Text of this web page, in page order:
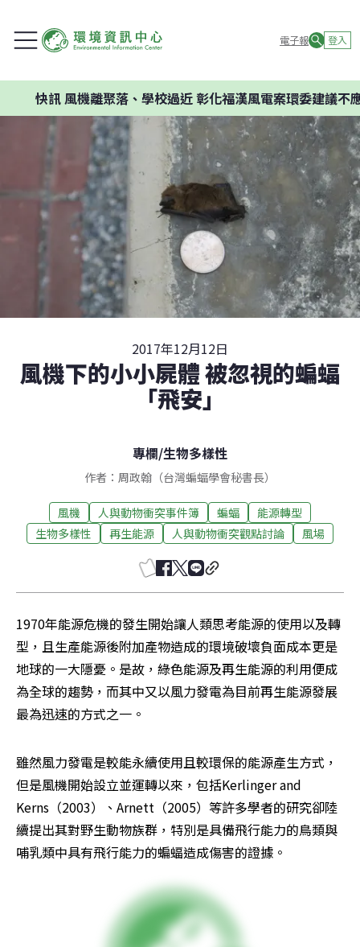
電子報 登入
風機離聚落、學校過近 彰化福漢風電案環委建議不應開發
2017年12月12日
風機下的小小屍體 被忽視的蝙蝠
「飛安」
專欄/生物多樣性
作者：周政翰（台灣蝙蝠學會秘書長）
風機 人與動物衝突事件簿 蝙蝠
能源轉型
生物多樣性
再生能源 人與動物衝突觀點討論 風場
1970年能源危機的發生開始讓人類思考能源的使用以及轉
型，且生產能源後附加產物造成的環境破壞負面成本更是
地球的一大隱憂。是故，綠色能源及再生能源的利用便成
為全球的趨勢，而其中又以風力發電為目前再生能源發展
最為迅速的方式之一。
雖然風力發電是較能永續使用且較環保的能源產生方式，
但是風機開始設立並運轉以來，包括Kerlinger and
Kerns（2003）、Arnett（2005）等許多學者的研究卻陸
續提出其對野生動物族群，特別是具備飛行能力的鳥類與
哺乳類中具有飛行能力的蝙蝠造成傷害的證據。